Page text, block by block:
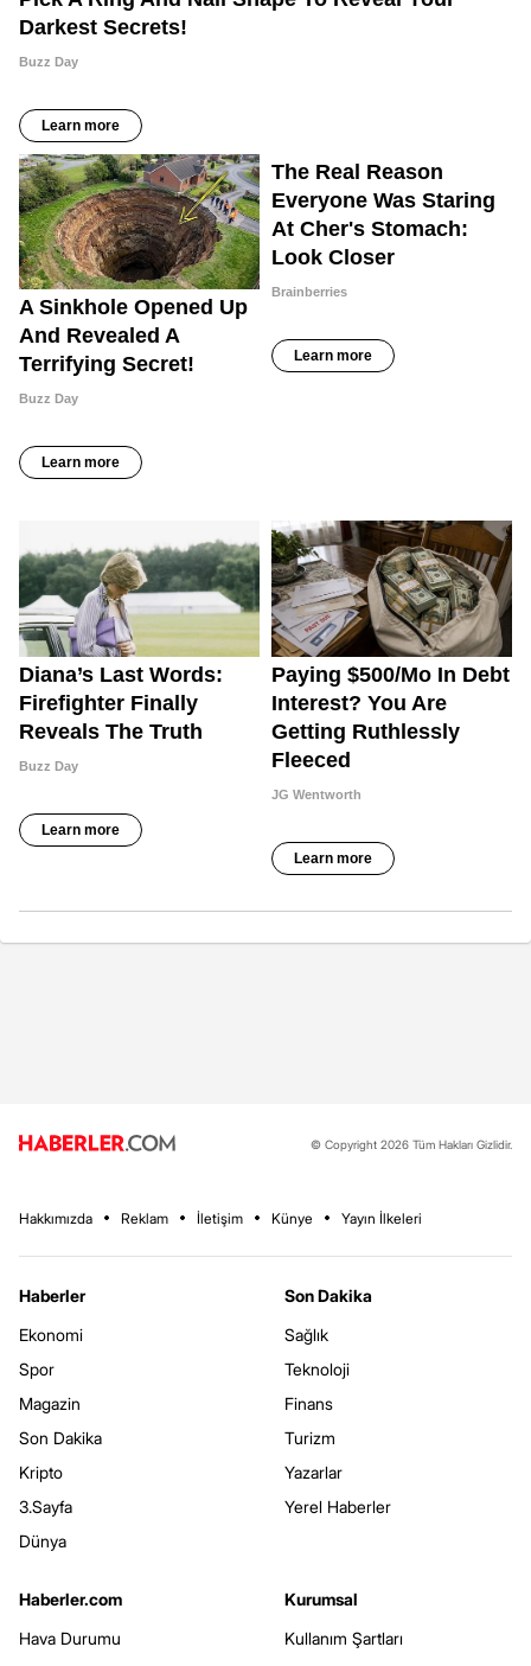
© Copyright 2026 Tüm Hakları Gizlidir.
Hakkımızda Reklam İletişim Künye Yayın İlkeleri
Haberler
Ekonomi
Spor
Magazin
Son Dakika
Kripto
3.Sayfa
Dünya
Son Dakika
Sağlık
Teknoloji
Finans
Turizm
Yazarlar
Yerel Haberler
Haberler.com
Hava Durumu
Kurumsal
Kullanım Şartları